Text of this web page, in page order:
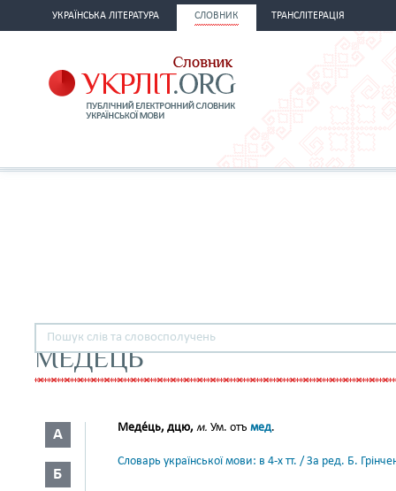
УКРАЇНСЬКА ЛІТЕРАТУРА СЛОВНИК ТРАНСЛІТЕРАЦІЯ
МЕДЕЦЬ
А
Б
Меде́ць, дцю, м. Ум. отъ мед.
Словарь української мови: в 4-х тт. / За ред. Б.